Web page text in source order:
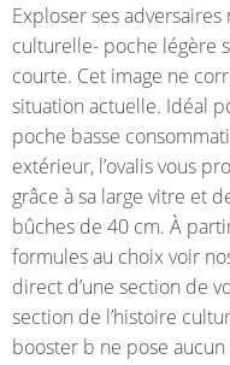
Exploser ses
culturelle- poche légère
courte. Cet image ne
situation actuelle. Idéal
poche basse
extérieur, l’ovalis vous
grâce à sa large vitre et
bûches de 40 cm. À
formules au choix voir
direct d’une section de
section de l’histoire
booster b ne pose